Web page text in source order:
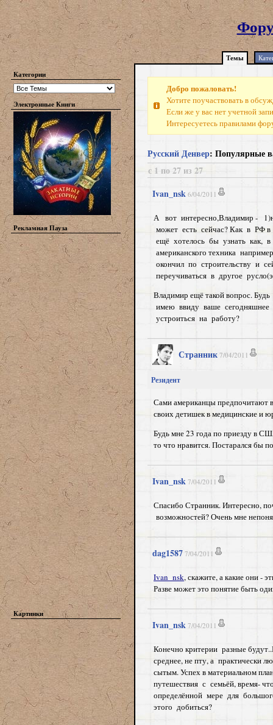
Темы
Категории
Электронные Книги
Рекламная Пауза
Картинки
Добро пожаловать!
Хотите поучаствовать в
Если же у вас нет учетной
Интересуетесь правилами
Русский Денвер: Популярные
с 1 по 27 из 27
Ivan_nsk 6/04/2011
А вот интересно,Владимир -
может есть сейчас? Как в РФ
ещё хотелось бы узнать как,
американского техника
окончил по строительству и
переучиваться в другое
Владимир ещё такой вопрос.
имею ввиду ваше сегодняшнее
устроиться на работу?
Странник 7/04/2011
Резидент
Сами американцы предпочитают
своих детишек в медицинские и
Будь мне 23 года по приезду в
то что нравится. Постарался бы
Ivan_nsk 7/04/2011
Спасибо Странник. Интересно,
возможностей? Очень мне
dag1587 7/04/2011
Ivan_nsk, скажите, а какие они -
Разве может это понятие быть
Ivan_nsk 7/04/2011
Конечно критерии разные
среднее, не пту, а
сытым. Успех в материальном
путешествия с семьёй, время-
определённой мере для
этого добиться?